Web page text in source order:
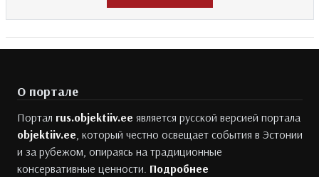
О портале
Портал rus.objektiiv.ee является русской версией портала
objektiiv.ee, который честно освещает события в Эстонии
и за рубежом, опираясь на традиционные
консервативные ценности. Подробнее